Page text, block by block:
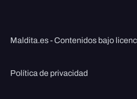
Maldita.es - Contenidos bajo
Política de privacidad